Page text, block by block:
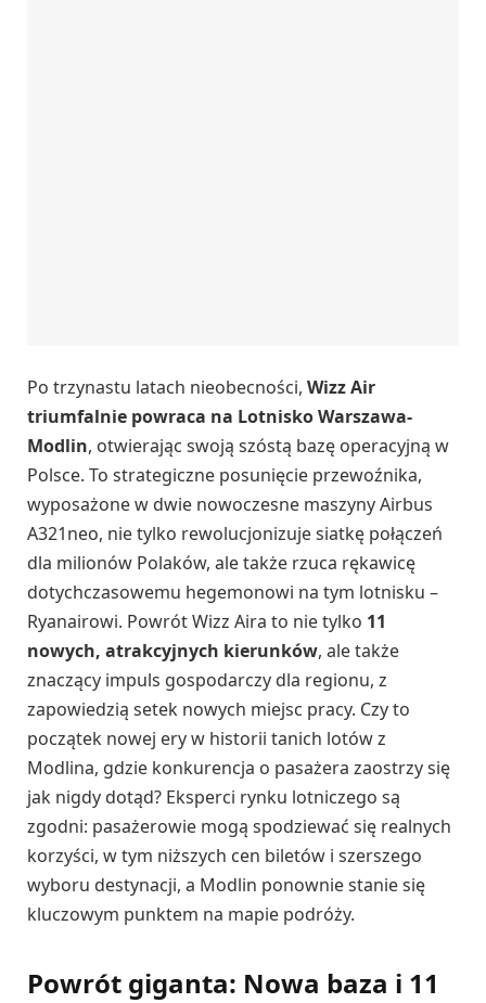
Po trzynastu latach nieobecności, Wizz Air
triumfalnie powraca na Lotnisko Warszawa-
Modlin, otwierając swoją szóstą bazę operacyjną w
Polsce. To strategiczne posunięcie przewoźnika,
wyposażone w dwie nowoczesne maszyny Airbus
A321neo, nie tylko rewolucjonizuje siatkę połączeń
dla milionów Polaków, ale także rzuca rękawicę
dotychczasowemu hegemonowi na tym lotnisku –
Ryanairowi. Powrót Wizz Aira to nie tylko 11
nowych, atrakcyjnych kierunków, ale także
znaczący impuls gospodarczy dla regionu, z
zapowiedzią setek nowych miejsc pracy. Czy to
początek nowej ery w historii tanich lotów z
Modlina, gdzie konkurencja o pasażera zaostrzy się
jak nigdy dotąd? Eksperci rynku lotniczego są
zgodni: pasażerowie mogą spodziewać się realnych
korzyści, w tym niższych cen biletów i szerszego
wyboru destynacji, a Modlin ponownie stanie się
kluczowym punktem na mapie podróży.
Powrót giganta: Nowa baza i 11